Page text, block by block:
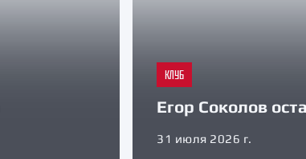
КЛУБ
Егор Соколов
31 июля 2026 г.